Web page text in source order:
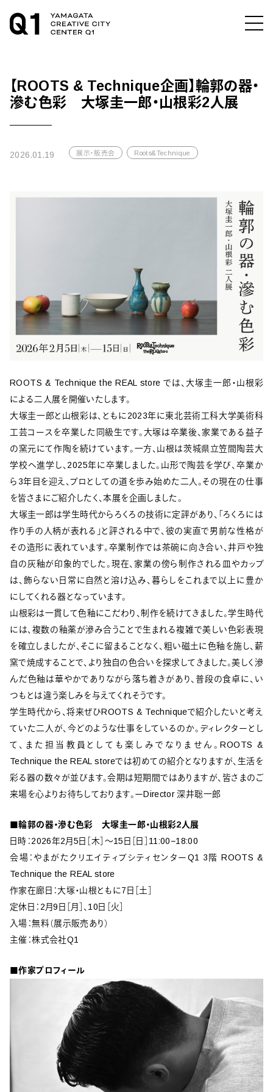
【ROOTS & Technique企画】輪郭の器・
滲む色彩 大塚圭一郎・山根彩2人展
2026.01.19 展示・販売会 Roots&Technique
ROOTS & Technique the REAL store では、大塚圭一郎・山根彩
による二人展を開催いたします。
大塚圭一郎と山根彩は、ともに2023年に東北芸術工科大学美術科
工芸コースを卒業した同級生です。大塚は卒業後、家業である益子
の窯元にて作陶を続けています。一方、山根は茨城県立笠間陶芸大
学校へ進学し、2025年に卒業しました。山形で陶芸を学び、卒業か
ら3年目を迎え、プロとしての道を歩み始めた二人。その現在の仕事
を皆さまにご紹介したく、本展を企画しました。
大塚圭一郎は学生時代からろくろの技術に定評があり、「ろくろには
作り手の人柄が表れる」と評される中で、彼の実直で男前な性格が
その造形に表れています。卒業制作では茶碗に向き合い、井戸や独
自の灰釉が印象的でした。現在、家業の傍ら制作される皿やカップ
は、飾らない日常に自然と溶け込み、暮らしをこれまで以上に豊か
にしてくれる器となっています。
山根彩は一貫して色釉にこだわり、制作を続けてきました。学生時代
には、複数の釉薬が滲み合うことで生まれる複雑で美しい色彩表現
を確立しましたが、そこに留まることなく、粗い磁土に色釉を施し、薪
窯で焼成することで、より独自の色合いを探求してきました。美しく滲
んだ色釉は華やかでありながら落ち着きがあり、普段の食卓に、い
つもとは違う楽しみを与えてくれそうです。
学生時代から、将来ぜひROOTS & Techniqueで紹介したいと考え
ていた二人が、今どのような仕事をしているのか。ディレクターとし
て、また担当教員としても楽しみでなりません。ROOTS &
Technique the REAL storeでは初めての紹介となりますが、生活を
彩る器の数々が並びます。会期は短期間ではありますが、皆さまのご
来場を心よりお待ちしております。ーDirector 深井聡一郎
■輪郭の器・滲む色彩 大塚圭一郎・山根彩2人展
日時：2026年2月5日［木］〜15日［日］11:00−18:00
会場：やまがたクリエイティブシティセンターQ1 3階 ROOTS &
Technique the REAL store
作家在廊日：大塚・山根ともに7日［土］
定休日：2月9日［月］、10日［火］
入場：無料（展示販売あり）
主催：株式会社Q1
■作家プロフィール